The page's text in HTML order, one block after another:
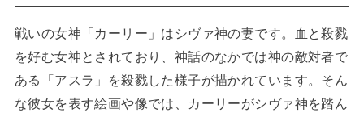
戦いの女神「カーリー」はシヴァ神の妻です。血と殺戮
を好む女神とされており、神話のなかでは神の敵対者で
ある「アスラ」を殺戮した様子が描かれています。そん
な彼女を表す絵画や像では、カーリーがシヴァ神を踏ん